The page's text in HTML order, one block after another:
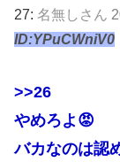
27: 名無しさん
ID:YPuCWniV0
>>26
やめろよ😡
バカなのは認